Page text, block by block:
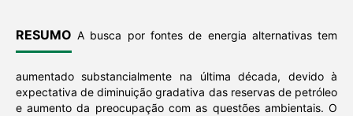
RESUMO A busca por fontes de energia alternativas tem
aumentado substancialmente na última década, devido à
expectativa de diminuição gradativa das reservas de petróleo
e aumento da preocupação com as questões ambientais. O